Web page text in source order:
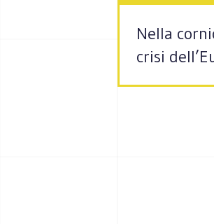
Nella
crisi